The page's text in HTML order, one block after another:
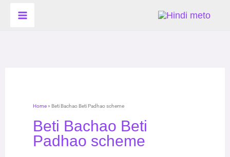
Home» Beti Bachao Beti Padhao scheme
Beti Bachao Beti
Padhao scheme